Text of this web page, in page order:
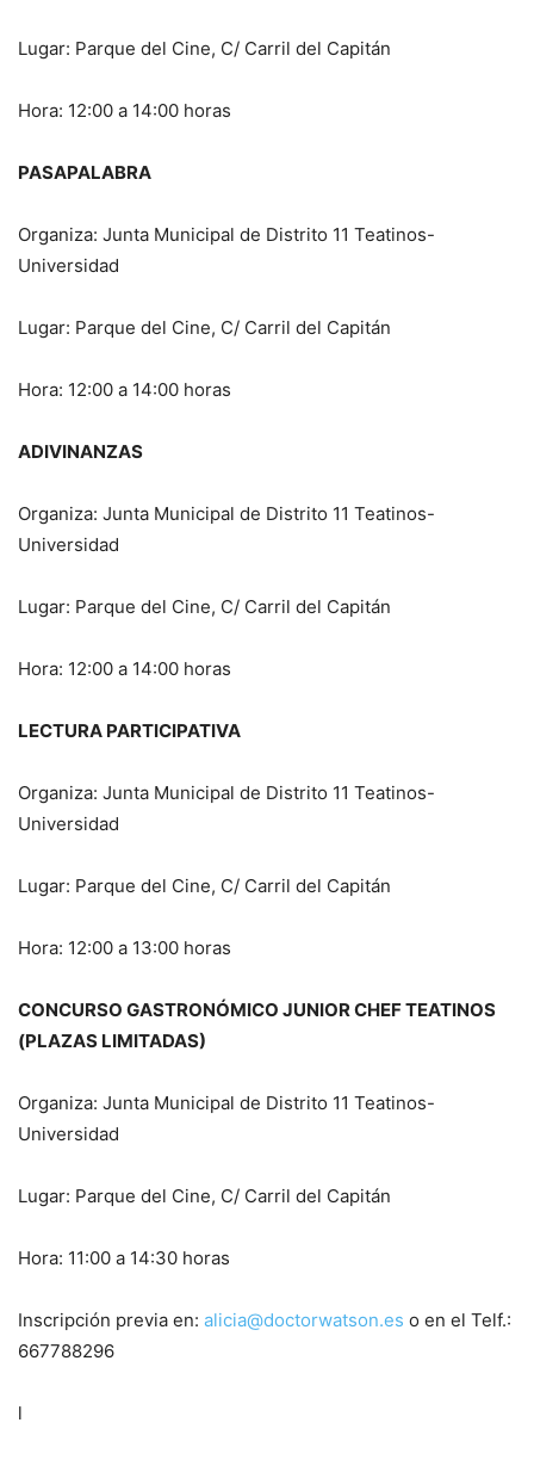
Lugar: Parque del Cine, C/ Carril del Capitán
Hora: 12:00 a 14:00 horas
PASAPALABRA
Organiza: Junta Municipal de Distrito 11 Teatinos-
Universidad
Lugar: Parque del Cine, C/ Carril del Capitán
Hora: 12:00 a 14:00 horas
ADIVINANZAS
Organiza: Junta Municipal de Distrito 11 Teatinos-
Universidad
Lugar: Parque del Cine, C/ Carril del Capitán
Hora: 12:00 a 14:00 horas
LECTURA PARTICIPATIVA
Organiza: Junta Municipal de Distrito 11 Teatinos-
Universidad
Lugar: Parque del Cine, C/ Carril del Capitán
Hora: 12:00 a 13:00 horas
CONCURSO GASTRONÓMICO JUNIOR CHEF TEATINOS
(PLAZAS LIMITADAS)
Organiza: Junta Municipal de Distrito 11 Teatinos-
Universidad
Lugar: Parque del Cine, C/ Carril del Capitán
Hora: 11:00 a 14:30 horas
Inscripción previa en: alicia@doctorwatson.es o en el Telf.:
667788296
l